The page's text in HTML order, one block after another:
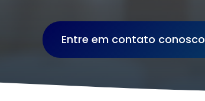
Entre em contato conosco